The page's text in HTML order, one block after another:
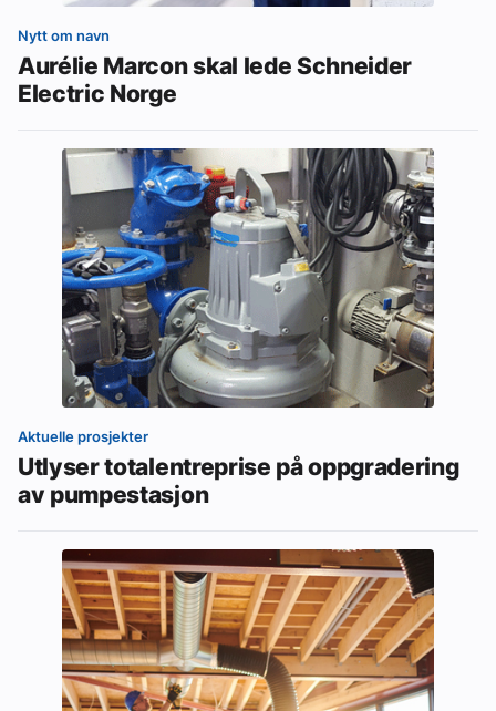
Nytt om navn
Aurélie Marcon skal lede Schneider
Electric Norge
Aktuelle prosjekter
Utlyser totalentreprise på oppgradering
av pumpestasjon